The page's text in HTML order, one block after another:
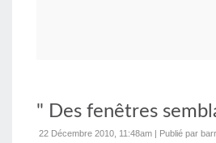
" Des fenêtres
22 Décembre 2010, 11:48am | Publié par